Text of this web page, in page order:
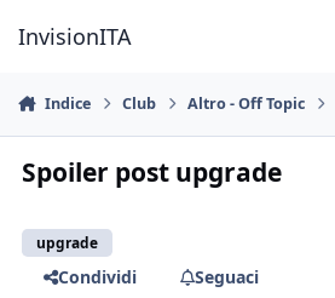
InvisionITA
Indice Club Altro - Off Topic
Spoiler post upgrade
upgrade
Condividi
Seguaci